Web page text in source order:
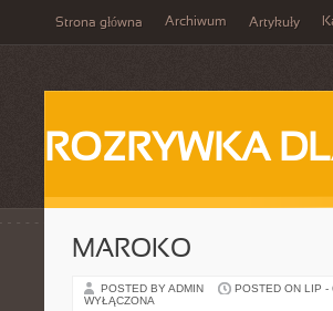
Strona główna Archiwum Artykuły
ROZRYWKA
MAROKO
POSTED BY ADMIN POSTED ON LIP -
WYŁĄCZONA